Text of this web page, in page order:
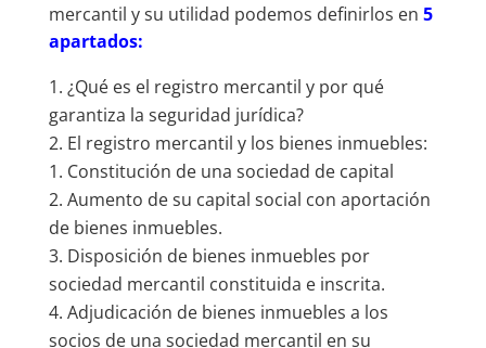
mercantil y su utilidad podemos definirlos en 5
apartados:
¿Qué es el registro mercantil y por qué
garantiza la seguridad jurídica?
El registro mercantil y los bienes inmuebles:
Constitución de una sociedad de capital
Aumento de su capital social con aportación
de bienes inmuebles.
Disposición de bienes inmuebles por
sociedad mercantil constituida e inscrita.
Adjudicación de bienes inmuebles a los
socios de una sociedad mercantil en su